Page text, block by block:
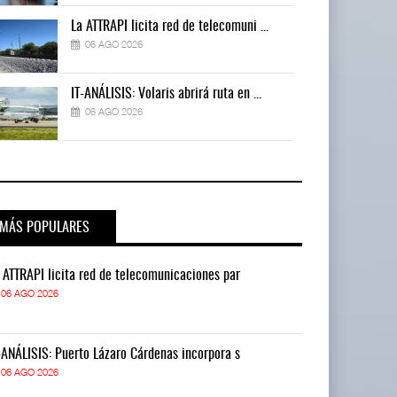
La ATTRAPI licita red de telecomuni ...
06 AGO 2026
IT-ANÁLISIS: Volaris abrirá ruta en ...
06 AGO 2026
MÁS POPULARES
ATTRAPI licita red de telecomunicaciones par
06 AGO 2026
ANÁLISIS: Puerto Lázaro Cárdenas incorpora s
06 AGO 2026